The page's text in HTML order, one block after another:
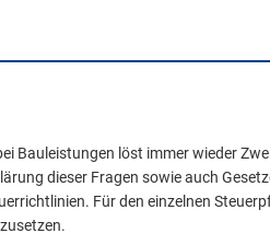
Bauleistungen löst immer wieder
dieser Fragen sowie auch
Für den einzelnen